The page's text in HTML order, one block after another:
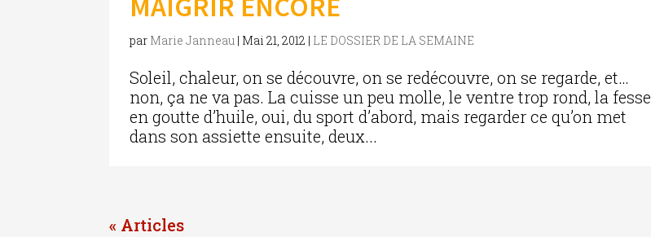
par Marie Janneau | Mai 21, 2012 | LE DOSSIER DE LA SEMAINE
Soleil, chaleur, on se découvre, on se redécouvre, on se regarde, et…
non, ça ne va pas. La cuisse un peu molle, le ventre trop rond, la fesse
en goutte d’huile, oui, du sport d’abord, mais regarder ce qu’on met
dans son assiette ensuite, deux...
« Entrées précédentes